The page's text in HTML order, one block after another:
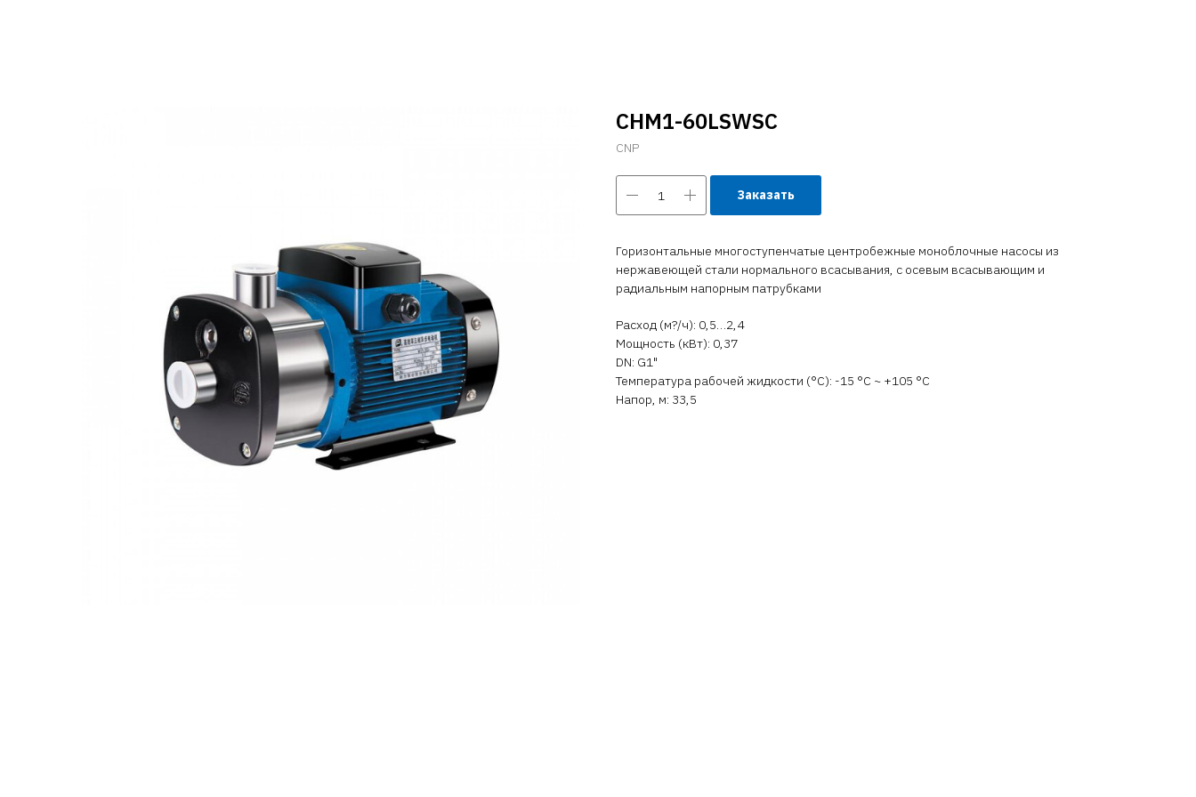
CHM1-60LSWSC
CNP
Заказать
Горизонтальные многоступенчатые центробежные моноблочные насосы из
нержавеющей стали нормального всасывания, с осевым всасывающим и
радиальным напорным патрубками
Расход (м?/ч): 0,5…2,4
Мощность (кВт): 0,37
DN: G1"
Температура рабочей жидкости (°C): -15 °С ~ +105 °С
Напор, м: 33,5